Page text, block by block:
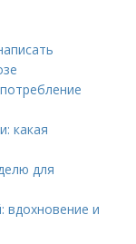
какая
для
вдохновение и